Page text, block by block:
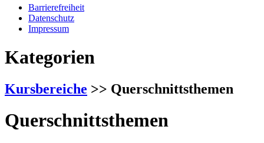
Barrierefreiheit
Datenschutz
Impressum
Kategorien
Kursbereiche >> Querschnittsthemen
Querschnittsthemen